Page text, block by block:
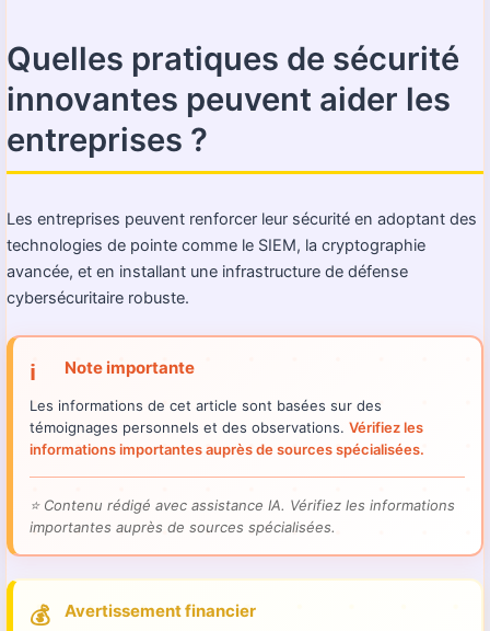
Quelles pratiques de sécurité
innovantes peuvent aider les
entreprises ?
Les entreprises peuvent renforcer leur sécurité en adoptant des
technologies de pointe comme le SIEM, la cryptographie
avancée, et en installant une infrastructure de défense
cybersécuritaire robuste.
ℹ️ Note importante
Les informations de cet article sont basées sur des
témoignages personnels et des observations. Vérifiez les
informations importantes auprès de sources spécialisées.
⭐ Contenu rédigé avec assistance IA. Vérifiez les informations
importantes auprès de sources spécialisées.
💰 Avertissement financier